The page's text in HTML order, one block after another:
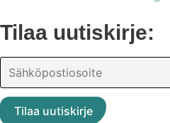
Tilaa uutiskirje: